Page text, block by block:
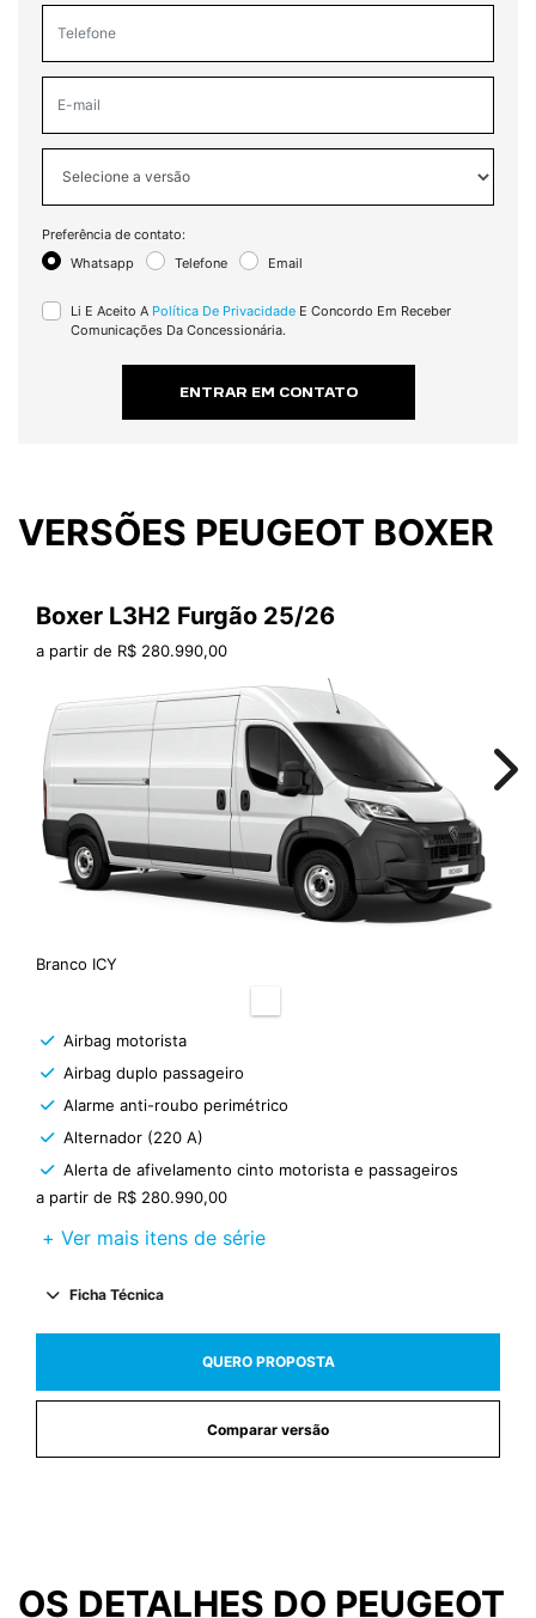
Preferência de contato:
Whatsapp
Telefone Email
Li E Aceito A Política De Privacidade E Concordo Em Receber
Comunicações Da Concessionária.
ENTRAR EM CONTATO
VERSÕES PEUGEOT BOXER
Boxer L3H2 Furgão 25/26
a partir de R$ 280.990,00
Branco ICY
Airbag motorista
Airbag duplo passageiro
Alarme anti-roubo perimétrico
Alternador (220 A)
Alerta de afivelamento cinto motorista e passageiros
a partir de R$ 280.990,00
+ Ver mais itens de série
Ficha Técnica
QUERO PROPOSTA
Comparar versão
OS DETALHES DO PEUGEOT